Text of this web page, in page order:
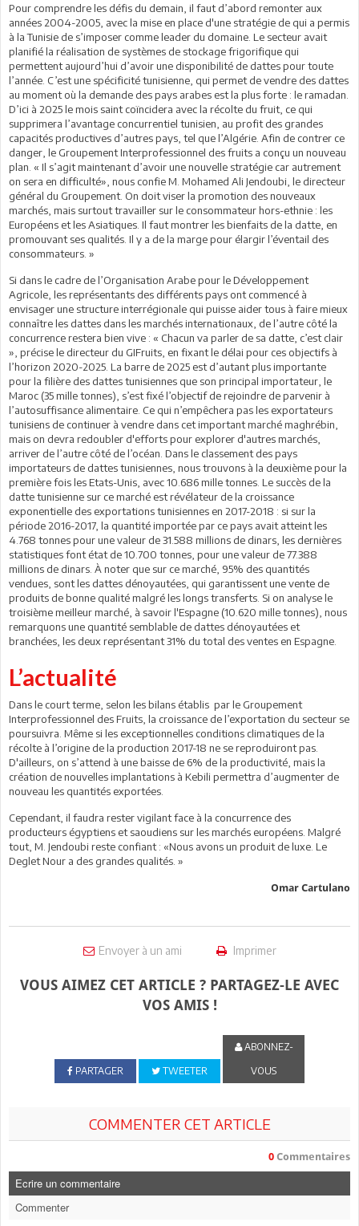
Pour comprendre les défis du demain, il faut d’abord remonter aux
années 2004-2005, avec la mise en place d'une stratégie de qui a permis
à la Tunisie de s’imposer comme leader du domaine. Le secteur avait
planifié la réalisation de systèmes de stockage frigorifique qui
permettent aujourd’hui d’avoir une disponibilité de dattes pour toute
l’année. C’est une spécificité tunisienne, qui permet de vendre des dattes
au moment où la demande des pays arabes est la plus forte : le ramadan.
D’ici à 2025 le mois saint coïncidera avec la récolte du fruit, ce qui
supprimera l’avantage concurrentiel tunisien, au profit des grandes
capacités productives d’autres pays, tel que l’Algérie. Afin de contrer ce
danger, le Groupement Interprofessionnel des fruits a conçu un nouveau
plan. « Il s’agit maintenant d’avoir une nouvelle stratégie car autrement
on sera en difficulté», nous confie M. Mohamed Ali Jendoubi, le directeur
général du Groupement. On doit viser la promotion des nouveaux
marchés, mais surtout travailler sur le consommateur hors-ethnie : les
Européens et les Asiatiques. Il faut montrer les bienfaits de la datte, en
promouvant ses qualités. Il y a de la marge pour élargir l’éventail des
consommateurs. »
Si dans le cadre de l’Organisation Arabe pour le Développement
Agricole, les représentants des différents pays ont commencé à
envisager une structure interrégionale qui puisse aider tous à faire mieux
connaître les dattes dans les marchés internationaux, de l’autre côté la
concurrence restera bien vive : « Chacun va parler de sa datte, c’est clair
», précise le directeur du GIFruits, en fixant le délai pour ces objectifs à
l’horizon 2020-2025. La barre de 2025 est d’autant plus importante
pour la filière des dattes tunisiennes que son principal importateur, le
Maroc (35 mille tonnes), s’est fixé l’objectif de rejoindre de parvenir à
l’autosuffisance alimentaire. Ce qui n’empêchera pas les exportateurs
tunisiens de continuer à vendre dans cet important marché maghrébin,
mais on devra redoubler d'efforts pour explorer d'autres marchés,
arriver de l’autre côté de l’océan. Dans le classement des pays
importateurs de dattes tunisiennes, nous trouvons à la deuxième pour la
première fois les Etats-Unis, avec 10.686 mille tonnes. Le succès de la
datte tunisienne sur ce marché est révélateur de la croissance
exponentielle des exportations tunisiennes en 2017-2018 : si sur la
période 2016-2017, la quantité importée par ce pays avait atteint les
4.768 tonnes pour une valeur de 31.588 millions de dinars, les dernières
statistiques font état de 10.700 tonnes, pour une valeur de 77.388
millions de dinars. À noter que sur ce marché, 95% des quantités
vendues, sont les dattes dénoyautées, qui garantissent une vente de
produits de bonne qualité malgré les longs transferts. Si on analyse le
troisième meilleur marché, à savoir l'Espagne (10.620 mille tonnes), nous
remarquons une quantité semblable de dattes dénoyautées et
branchées, les deux représentant 31% du total des ventes en Espagne.
L’actualité
Dans le court terme, selon les bilans établis par le Groupement
Interprofessionnel des Fruits, la croissance de l’exportation du secteur se
poursuivra. Même si les exceptionnelles conditions climatiques de la
récolte à l’origine de la production 2017-18 ne se reproduiront pas.
D'ailleurs, on s’attend à une baisse de 6% de la productivité, mais la
création de nouvelles implantations à Kebili permettra d’augmenter de
nouveau les quantités exportées.
Cependant, il faudra rester vigilant face à la concurrence des
producteurs égyptiens et saoudiens sur les marchés européens. Malgré
tout, M. Jendoubi reste confiant : «Nous avons un produit de luxe. Le
Deglet Nour a des grandes qualités. »
Omar Cartulano
Envoyer à un ami Imprimer
VOUS AIMEZ CET ARTICLE ? PARTAGEZ-LE AVEC
VOS AMIS !
PARTAGER TWEETER
ABONNEZ-
VOUS
COMMENTER CET ARTICLE
0 Commentaires
Ecrire un commentaire
Commenter